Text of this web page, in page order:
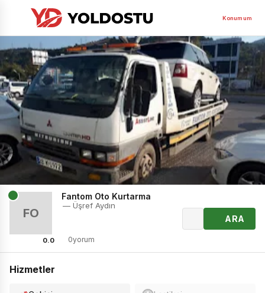
Konumum
FO
0.0
Fantom Oto Kurtarma
— Üşref Aydın
0yorum
ARA
Hizmetler